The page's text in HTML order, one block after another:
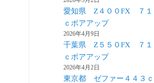
愛知県 Z４００FX ７１
ｃボアアップ
2026年4月9日
千葉県 Z５５０FX ７１
ｃボアアップ
2026年4月2日
東京都 ゼファー４４３